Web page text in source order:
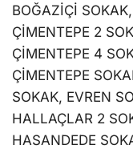
BOĞAZİÇİ
ÇİMENTEPE 2
ÇİMENTEPE 4
ÇİMENTEPE
SOKAK, EVREN
HALLAÇLAR 2
HASANDEDE